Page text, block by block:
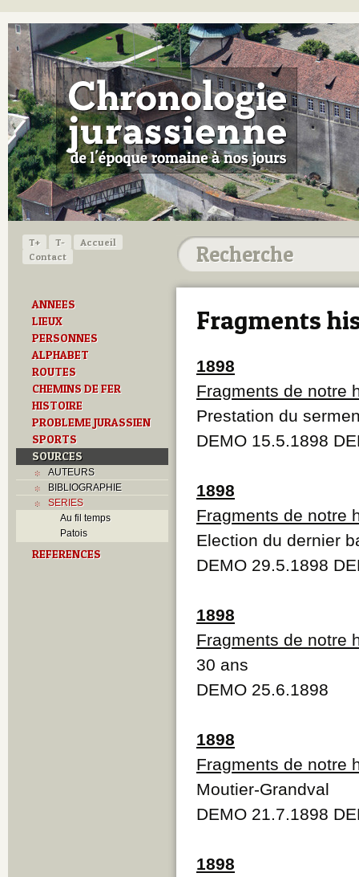
T+ T-
Accueil
Contact
ANNEES
LIEUX
PERSONNES
ALPHABET
ROUTES
CHEMINS DE FER
HISTOIRE
PROBLEME JURASSIEN
SPORTS
SOURCES
AUTEURS
BIBLIOGRAPHIE
SERIES
Au fil temps
Patois
REFERENCES
Fragments
1898
Fragments de notre
Prestation du
DEMO 15.5.1898
1898
Fragments de notre
Election du dernier
DEMO 29.5.1898
1898
Fragments de notre
30 ans
DEMO 25.6.1898
1898
Fragments de notre
Moutier-Grandval
DEMO 21.7.1898
1898